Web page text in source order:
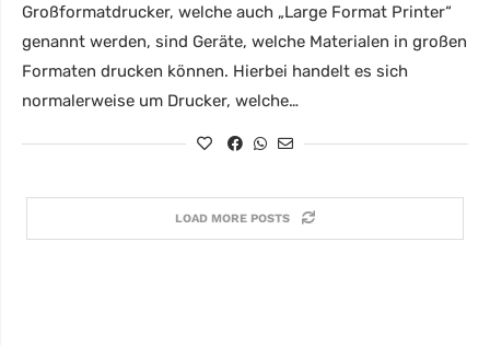
Großformatdrucker, welche auch „Large Format Printer“
genannt werden, sind Geräte, welche Materialen in großen
Formaten drucken können. Hierbei handelt es sich
normalerweise um Drucker, welche…
LOAD MORE POSTS